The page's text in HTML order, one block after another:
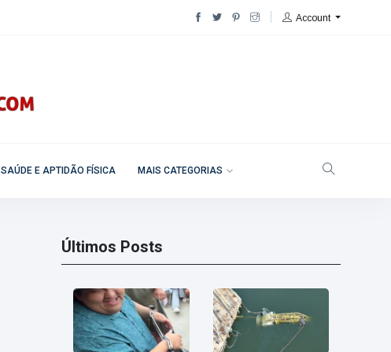
Account
SAÚDE E APTIDÃO FÍSICA MAIS CATEGORIAS
Últimos Posts